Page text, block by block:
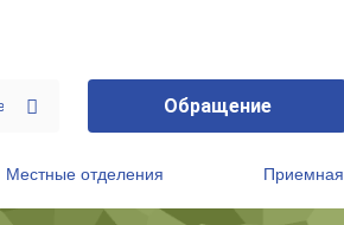
Обращение
Местные отделения Приемная